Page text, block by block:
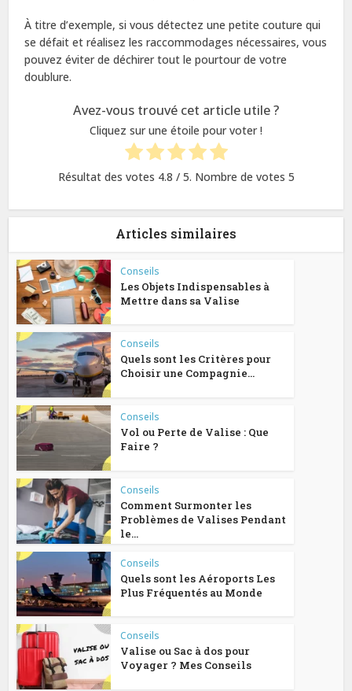
À titre d’exemple, si vous détectez une petite couture qui
se défait et réalisez les raccommodages nécessaires, vous
pouvez éviter de déchirer tout le pourtour de votre
doublure.
Avez-vous trouvé cet article utile ?
Cliquez sur une étoile pour voter !
Résultat des votes 4.8 / 5. Nombre de votes 5
Articles similaires
Conseils
Les Objets Indispensables à
Mettre dans sa Valise
Conseils
Quels sont les Critères pour
Choisir une Compagnie...
Conseils
Vol ou Perte de Valise : Que
Faire ?
Conseils
Comment Surmonter les
Problèmes de Valises Pendant
le...
Conseils
Quels sont les Aéroports Les
Plus Fréquentés au Monde
Conseils
Valise ou Sac à dos pour
Voyager ? Mes Conseils